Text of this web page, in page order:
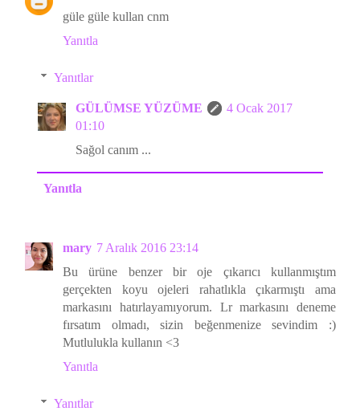
güle güle kullan cnm
Yanıtla
Yanıtlar
GÜLÜMSE YÜZÜME
4 Ocak 2017
01:10
Sağol canım ...
Yanıtla
mary 7 Aralık 2016 23:14
Bu ürüne benzer bir oje çıkarıcı kullanmıştım
gerçekten koyu ojeleri rahatlıkla çıkarmıştı ama
markasını hatırlayamıyorum. Lr markasını deneme
fırsatım olmadı, sizin beğenmenize sevindim :)
Mutlulukla kullanın <3
Yanıtla
Yanıtlar